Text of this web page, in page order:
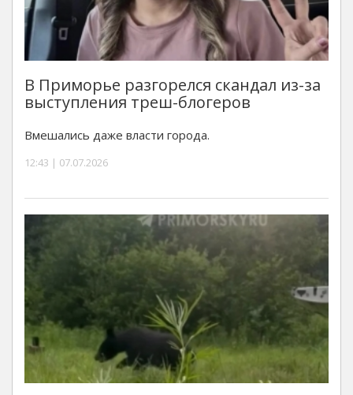
В Приморье разгорелся скандал из-за
выступления треш-блогеров
Вмешались даже власти города.
12:43 | 07.07.2026